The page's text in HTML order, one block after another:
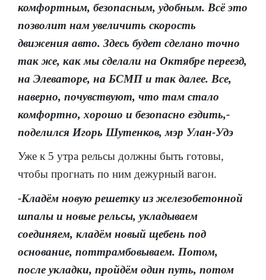
комфортным, безопасным, удобным. Всё это
позволит нам увеличить скорость
движения авто. Здесь будет сделано точно
так же, как мы сделали на Октябре переезд,
на Элеваторе, на БСМП и так далее. Все,
наверно, почувствуют, что там стало
комфортно, хорошо и безопасно ездить,-
поделился Игорь Шутенков, мэр Улан-Удэ
Уже к 5 утра рельсы должны быть готовы,
чтобы прогнать по ним дежурный вагон.
-Кладём новую решетку из железобетонной
шпалы и новые рельсы, укладываем
соединяем, кладём новый щебень под
основание, поттрамбовываем. Потом,
после укладки, пройдём один путь, потом